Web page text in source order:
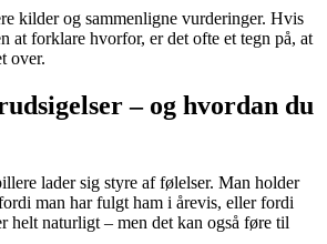
kilder og sammenligne vurderinger. Hvis
at forklare hvorfor, er det ofte et tegn på, at
over.
– og hvordan du
lader sig styre af følelser. Man holder
man har fulgt ham i årevis, eller fordi
helt naturligt – men det kan også føre til